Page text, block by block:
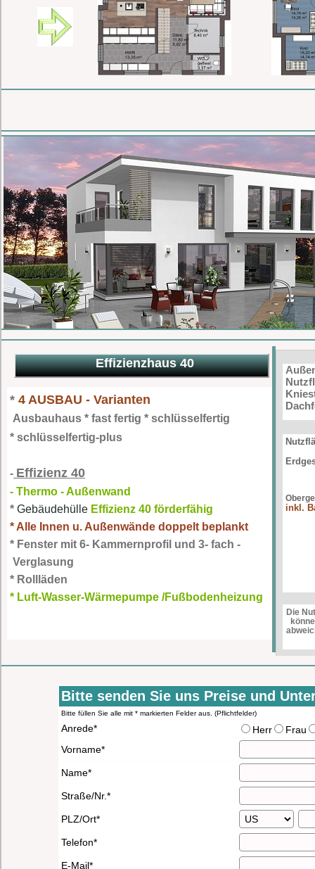
Bitte senden Sie uns Preise und
Bitte füllen Sie alle mit * markierten Felder aus. (Pflichtfelder)
Anrede* Herr
Frau
Vorname*
Name*
Straße/Nr.*
PLZ/Ort*
Telefon*
E-Mail*
Die
inkl.
Effizienzhaus 40
* 4 AUSBAU - Varianten
Ausbauhaus * fast fertig * schlüsselfertig
* schlüsselfertig-plus
- Effizienz 40
- Thermo - Außenwand
* Gebäudehülle Effizienz 40 förderfähig
* Alle Innen u. Außenwände doppelt beplankt
* Fenster mit 6- Kammernprofil und 3- fach -
Verglasung
* Rollläden
* Luft-Wasser-Wärmepumpe /Fußbodenheizung